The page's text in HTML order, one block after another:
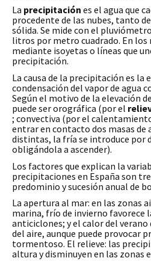
La precipitación es el agua que
procedente de las nubes, tanto de
sólida. Se mide con el
litros por metro cuadrado. En los
mediante isoyetas o líneas que
precipitación.
La causa de la precipitación es
condensación del vapor de agua
Según el motivo de la elevación
puede ser orográfica (por el
; convectiva (por el
entrar en contacto dos masas de
distintas, la fría se introduce por
obligándola a ascender).
Los factores que explican la
precipitaciones en España son
predominio y sucesión anual de
La apertura al mar: en las zonas
marina, frío de invierno favorece
anticiclones; y el calor del
del aire, aunque puede provocar
tormentoso. El relieve: las
altura y disminuyen en las zonas